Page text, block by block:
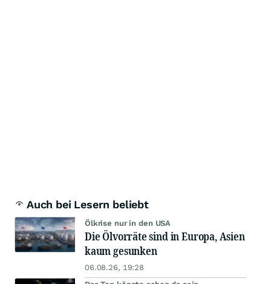
Auch bei Lesern beliebt
Ölkrise nur in den USA
Die Ölvorräte sind in Europa, Asien
kaum gesunken
06.08.26, 19:28